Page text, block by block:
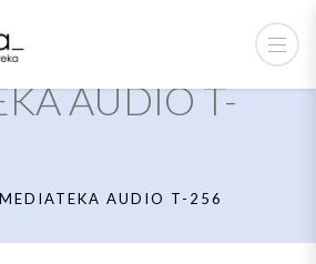
AUDIO T-
MEDIATEKA AUDIO T-256